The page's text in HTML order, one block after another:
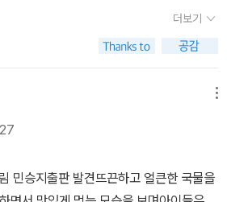
자리에 대표님이 조용히 다녀가시며 시원
시원했던 것 같아요. 아이들과 이렇게 이
<시원한 책>은 다의어를 설명하는 그림
이의어)는 소리는 같지만 의미는 전혀
말이지요. 처음에는 재미있고 시원한
해야 할지 고민이 되었지요.아이들과 이야
어떻게 놀아야 할지 알게 되었네요.한글
니다.​근데 아이 말이 딱 맞았습니다.ㅋㅋ
만 해요~ ;;근데 진짜 시원한 상황들만 참
맞을까요? 아이 말이 맞을까요?ㅋㅋㅋ
른들만 아는 시원함의 세계가 펼쳐지지
~~
더보기
민승지출판 발견​뜨끈하고 얼큰한 국물을